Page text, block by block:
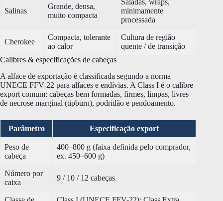
Salinas
Grande, densa,
muito compacta
minimamente
processada
Cherokee
Compacta, tolerante
ao calor
Cultura de região
quente / de transição
Calibres & especificações de cabeças
A alface de exportação é classificada segundo a norma
UNECE FFV-22 para alfaces e endívias. A Class I é o calibre
export comum: cabeças bem formadas, firmes, limpas, livres
de necrose marginal (tipburn), podridão e pendoamento.
Parâmetro Especificação export
Peso de
cabeça
400–800 g (faixa definida pelo comprador,
ex. 450–600 g)
Número por
caixa
9 / 10 / 12 cabeças